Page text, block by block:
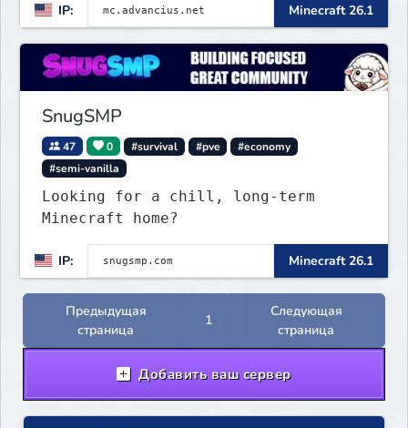
gamemodes including: Earth Towny
SMP, Prison, Skyblock, Survival,
Creative Plots, Parkour, KitPvP,
Dropper, 1v1s, and many custom
IP: Minecraft 26.1
SnugSMP
47 0 #survival #pve
#economy
#semi-vanilla
Looking for a chill, long-term
Minecraft home?
IP: Minecraft 26.1
Предыдущая
страница
1
Следующая
страница
Добавить ваш сервер